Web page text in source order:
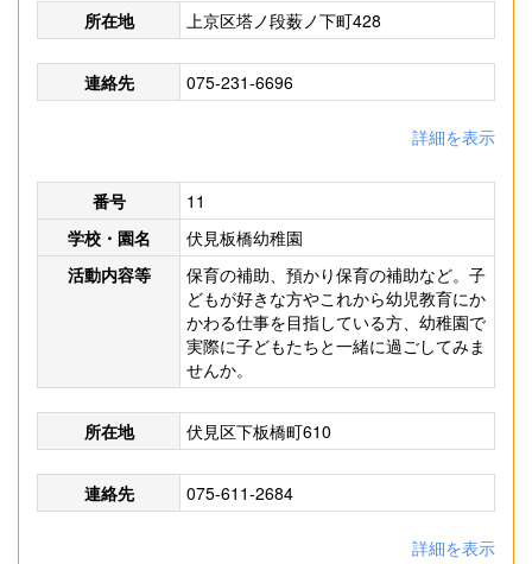
所在地 上京区塔ノ段薮ノ下町428
連絡先 075-231-6696
詳細を表示
番号
11
学校・園名
伏見板橋幼稚園
活動内容等
保育の補助、預かり保育の補助など。子
どもが好きな方やこれから幼児教育にか
かわる仕事を目指している方、幼稚園で
実際に子どもたちと一緒に過ごしてみま
せんか。
所在地 伏見区下板橋町610
連絡先 075-611-2684
詳細を表示